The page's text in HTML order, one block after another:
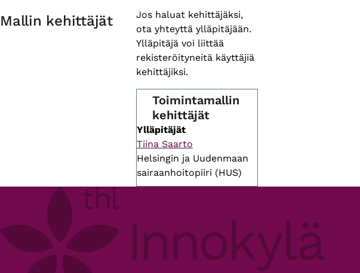
Primary
Mallin kehittäjät
Jos haluat kehittäjäksi,
ota yhteyttä ylläpitäjään.
Ylläpitäjä voi liittää
rekisteröityneitä käyttäjiä
kehittäjiksi.
Toimintamallin
kehittäjät
Ylläpitäjät
Tiina Saarto
Helsingin ja Uudenmaan
sairaanhoitopiiri (HUS)